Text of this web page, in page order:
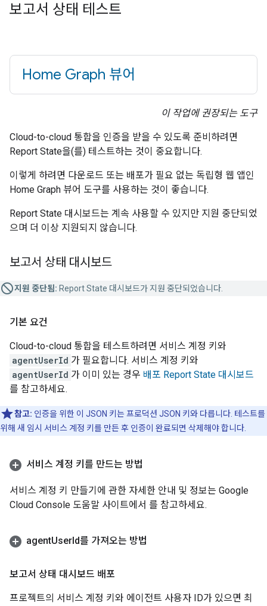
보고서 상태 테스트
Home Graph 뷰어
이 작업에 권장되는 도구
Cloud-to-cloud 통합을 인증을 받을 수 있도록 준비하려면
Report State을(를) 테스트하는 것이 중요합니다.
이렇게 하려면 다운로드 또는 배포가 필요 없는 독립형 웹 앱인
Home Graph 뷰어 도구를 사용하는 것이 좋습니다.
Report State 대시보드는 계속 사용할 수 있지만 지원 중단되었
으며 더 이상 지원되지 않습니다.
보고서 상태 대시보드
지원 중단됨: Report State 대시보드가 지원 중단되었습니다.
기본 요건
Cloud-to-cloud 통합을 테스트하려면 서비스 계정 키와
agentUserId 가 필요합니다. 서비스 계정 키와
agentUserId 가 이미 있는 경우 배포 Report State 대시보드
를 참고하세요.
참고: 인증을 위한 이 JSON 키는 프로덕션 JSON 키와 다릅니다. 테스트를
위해 새 임시 서비스 계정 키를 만든 후 인증이 완료되면 삭제해야 합니다.
서비스 계정 키를 만드는 방법
서비스 계정 키 만들기에 관한 자세한 안내 및 정보는 Google
Cloud Console 도움말 사이트에서 를 참고하세요.
agentUserId를 가져오는 방법
보고서 상태 대시보드 배포
프로젝트의 서비스 계정 키와 에이전트 사용자 ID가 있으면 최